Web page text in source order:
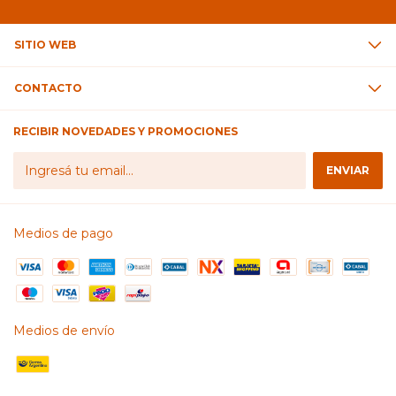
SITIO WEB
CONTACTO
RECIBIR NOVEDADES Y PROMOCIONES
Medios de pago
Medios de envío